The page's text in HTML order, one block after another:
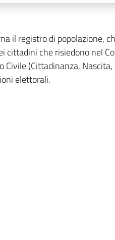
il registro di popolazione,
che risiedono nel
(Cittadinanza,
elettorali.